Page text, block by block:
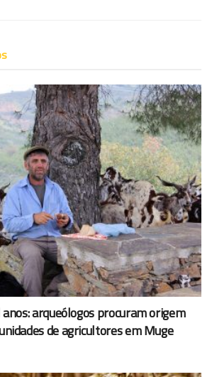
arqueólogos procuram origem
de agricultores em Muge